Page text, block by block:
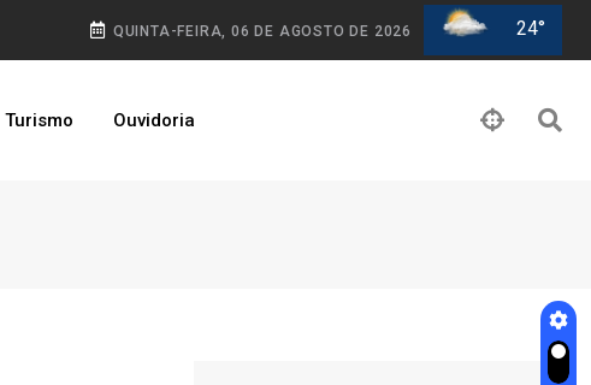
QUINTA-FEIRA, 06 DE AGOSTO DE 2026 24°
Turismo Ouvidoria